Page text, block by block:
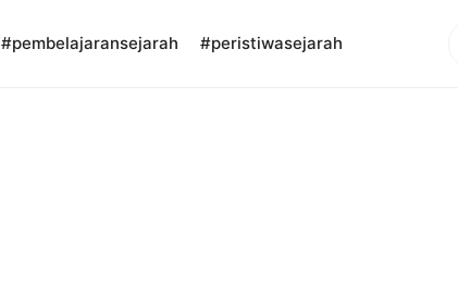
#pembelajaransejarah #peristiwasejarah